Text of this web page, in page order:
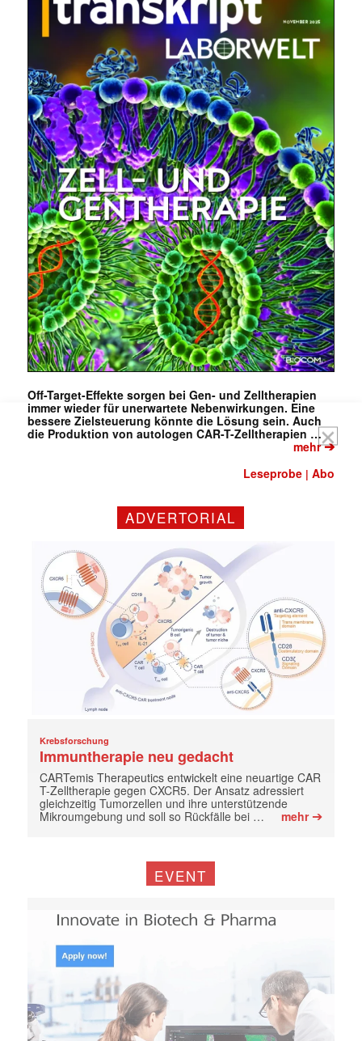
Mit dem |transkript-Newsletter
jede Woche aktuell informiert.
E-
Mail
(erforderlich)
Off-Target-Effekte sorgen bei Gen- und Zelltherapien
immer wieder für unerwartete Nebenwirkungen. Eine
bessere Zielsteuerung könnte die Lösung sein. Auch
die Produktion von autologen CAR-T-Zelltherapien …
mehr➔
Leseprobe |Abo
ADVERTORIAL
Krebsforschung
Immuntherapie neu gedacht
CARTemis Therapeutics entwickelt eine neuartige CAR
T-Zelltherapie gegen CXCR5. Der Ansatz adressiert
gleichzeitig Tumorzellen und ihre unterstützende
Mikroumgebung und soll so Rückfälle bei …
mehr➔
EVENT